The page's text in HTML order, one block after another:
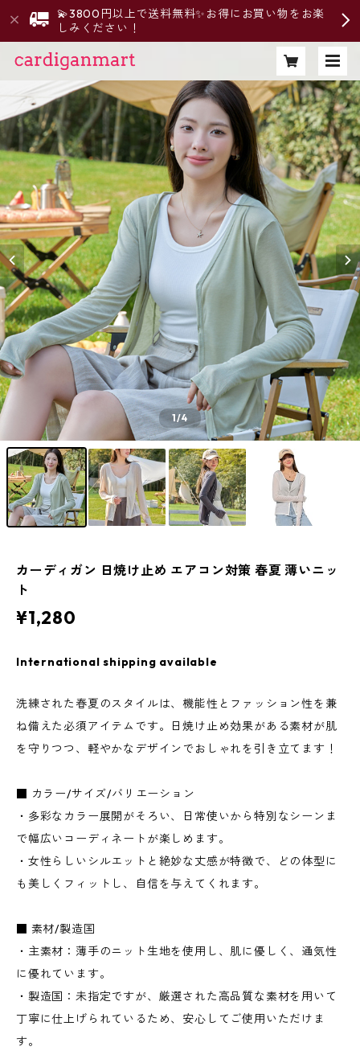
💫3800円以上で送料無料✨お得にお買い物をお楽
しみください！
1/4
カーディガン 日焼け止め エアコン対策 春夏 薄いニッ
ト
¥1,280
International shipping available
洗練された春夏のスタイルは、機能性とファッション性を兼
ね備えた必須アイテムです。日焼け止め効果がある素材が肌
を守りつつ、軽やかなデザインでおしゃれを引き立てます！
■ カラー/サイズ/バリエーション
・多彩なカラー展開がそろい、日常使いから特別なシーンま
で幅広いコーディネートが楽しめます。
・女性らしいシルエットと絶妙な丈感が特徴で、どの体型に
も美しくフィットし、自信を与えてくれます。
■ 素材/製造国
・主素材：薄手のニット生地を使用し、肌に優しく、通気性
に優れています。
・製造国：未指定ですが、厳選された高品質な素材を用いて
丁寧に仕上げられているため、安心してご使用いただけま
す。